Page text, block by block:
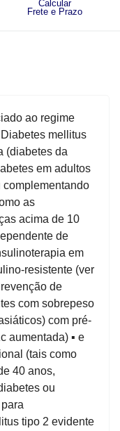
Calcular
Frete e Prazo
ao regime
mellitus
(diabetes da
em adultos
complementando
as
acima de 10
de
em
resistente (ver
de
com sobrepeso
com pré-
aumentada) ▪ e
(tais como
40 anos,
ou
tipo 2 evidente